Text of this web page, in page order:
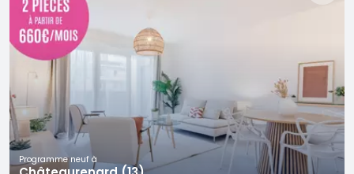
Programme neuf à